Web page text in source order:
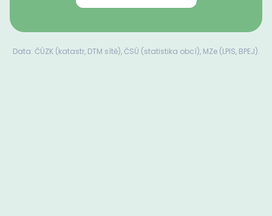
Data: ČÚZK (katastr, DTM sítě), ČSÚ (statistika obcí), MZe (LPIS, BPEJ).